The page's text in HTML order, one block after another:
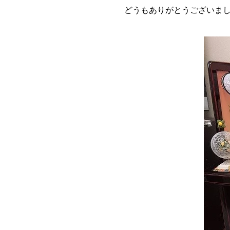
どうもありがとうございま